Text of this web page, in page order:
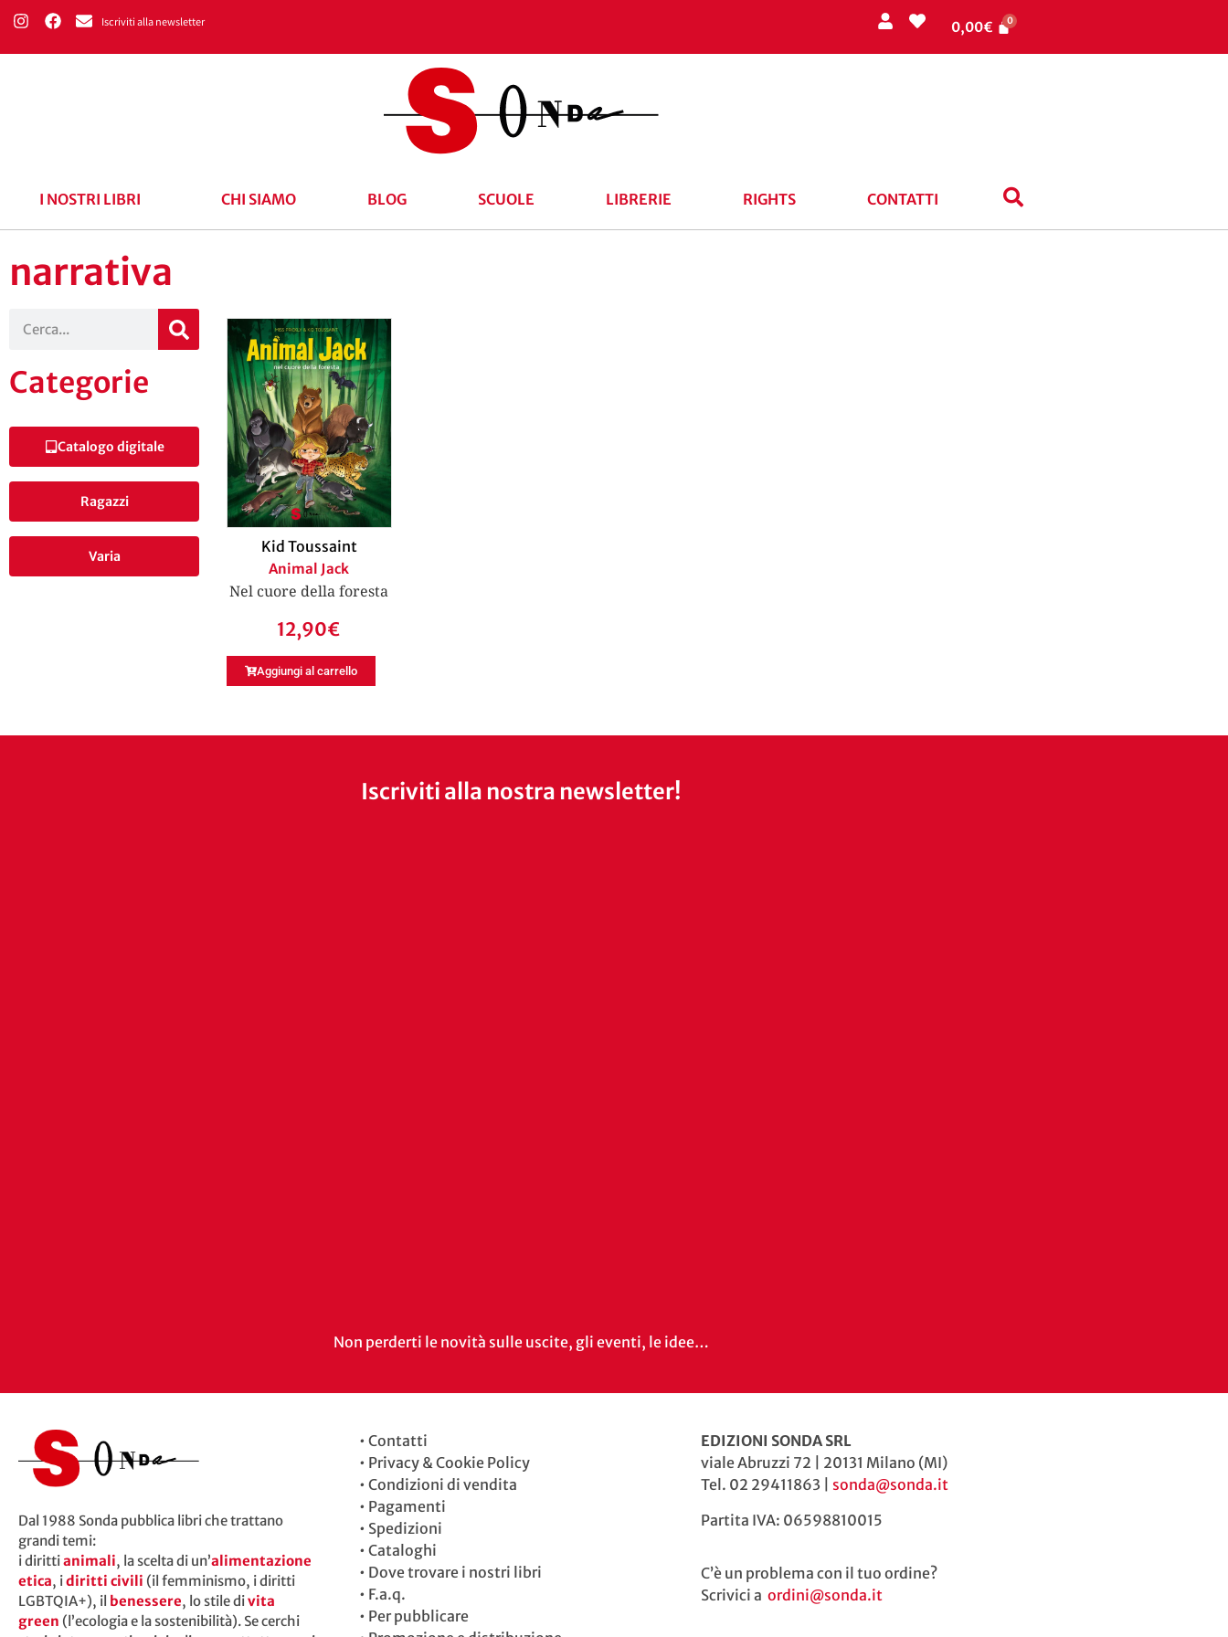
Iscriviti alla newsletter 0,00€
I NOSTRI LIBRI CHI SIAMO BLOG SCUOLE LIBRERIE RIGHTS CONTATTI
narrativa
Categorie
Catalogo digitale
Ragazzi
Varia
Kid Toussaint
Animal Jack
Nel cuore della foresta
12,90€
Aggiungi al carrello
Iscriviti alla nostra newsletter!
Non perderti le novità sulle uscite, gli eventi, le idee…
Dal 1988 Sonda pubblica libri che trattano
grandi temi:
i dirittianimali, la scelta di un’alimentazione
etica, idiritti civili (il femminismo, i diritti
LGBTQIA+), il benessere, lo stile divita
green (l’ecologia e la sostenibilità). Se cerchi
•Contatti
• Privacy & Cookie Policy
•Condizioni di vendita
• Pagamenti
• Spedizioni
•Cataloghi
• Dove trovare i nostri libri
• F.a.q.
• Per pubblicare
EDIZIONI SONDA SRL
viale Abruzzi 72 | 20131 Milano (MI)
Tel. 02 29411863 | sonda@sonda.it
Partita IVA: 06598810015
C’è un problema con il tuo ordine?
Scrivici a ordini@sonda.it